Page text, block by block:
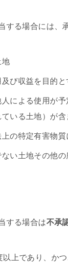
する場合には、
地
び収益を目的
による使用が
いる土地）が
の特定有害物
い土地その他
する場合は不承
以上であり、か